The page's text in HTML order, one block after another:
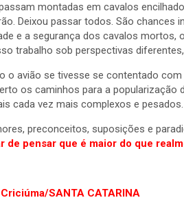
montadas em cavalos
Deixou passar todos. São chances
e a segurança dos cavalos mortos,
trabalho sob perspectivas
o avião se tivesse se contentado
os caminhos para a popularização
cada vez mais complexos e pesados.
preconceitos, suposições e
de pensar que é maior do que
SANTA CATARINA